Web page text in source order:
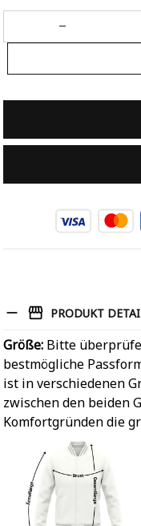
PRODUKT
Größe: Bitte
bestmögliche
ist in verschiedenen
zwischen den beiden
Komfortgründen die